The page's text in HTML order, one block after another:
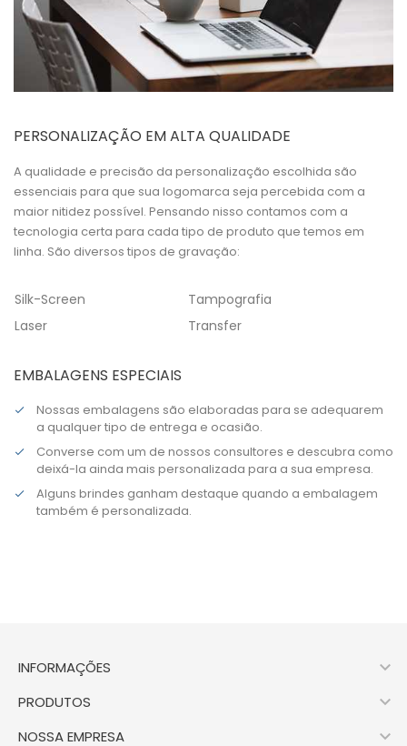
PERSONALIZAÇÃO EM ALTA QUALIDADE
A qualidade e precisão da personalização escolhida são
essenciais para que sua logomarca seja percebida com a
maior nitidez possível. Pensando nisso contamos com a
tecnologia certa para cada tipo de produto que temos em
linha. São diversos tipos de gravação:
Silk-Screen
Laser
Tampografia
Transfer
EMBALAGENS ESPECIAIS
Nossas embalagens são elaboradas para se adequarem
a qualquer tipo de entrega e ocasião.
Converse com um de nossos consultores e descubra como
deixá-la ainda mais personalizada para a sua empresa.
Alguns brindes ganham destaque quando a embalagem
também é personalizada.
INFORMAÇÕES 
PRODUTOS 
NOSSA EMPRESA 